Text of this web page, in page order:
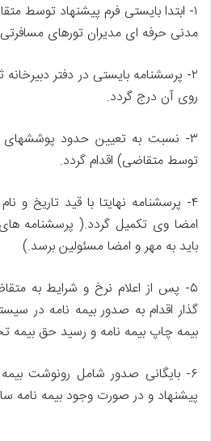
۱- ابتدا بایستی فرم پیشنهاد توسط
مدنی حرفه ای مدیران تورهای
۲- پرسشنامه بایستی در دفتر
روی آن درج گردد.
۳- نسبت به تعیین حدود
توسط متقاضی) اقدام گردد.
۴- پرسشنامه نهایتا با قید تاریخ و
امضا وی تکمیل گردد.( پرسشنامه
باید به مهر و امضا مسئولین برسد.)
۵- پس از اعلام نرخ و شرایط به
گذار اقدام به صدور بیمه نامه در
بیمه چاپ بیمه نامه و رسید حق بیمه
۶- بایگانی صدور شامل رونوشت
پیشنهاد و در صورت وجود بیمه نامه